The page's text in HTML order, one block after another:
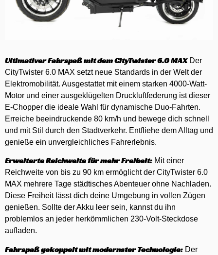
Ultimativer Fahrspaß mit dem CityTwister 6.0 MAXDer
CityTwister 6.0 MAX setzt neue Standards in der Welt der
Elektromobilität. Ausgestattet mit einem starken 4000-Watt-
Motor und einer ausgeklügelten Druckluftfederung ist dieser
E-Chopper die ideale Wahl für dynamische Duo-Fahrten.
Erreiche beeindruckende 80 km/h und bewege dich schnell
und mit Stil durch den Stadtverkehr. Entfliehe dem Alltag und
genieße ein unvergleichliches Fahrerlebnis.
Erweiterte Reichweite für mehr Freiheit: Mit einer
Reichweite von bis zu 90 km ermöglicht der CityTwister 6.0
MAX mehrere Tage städtisches Abenteuer ohne Nachladen.
Diese Freiheit lässt dich deine Umgebung in vollen Zügen
genießen. Sollte der Akku leer sein, kannst du ihn
problemlos an jeder herkömmlichen 230-Volt-Steckdose
aufladen.
Fahrspaß gekoppelt mit modernster Technologie: Der